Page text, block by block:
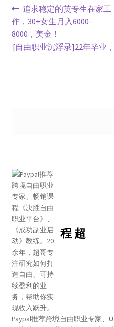
文
章
导
Previous
post:
追求稳定的英专生在家工
作，30+女生月入6000-
8000，美金！
Next
[自由职业沉浮录]22年毕业
程 超
Paypal推荐跨境自由职业专家、